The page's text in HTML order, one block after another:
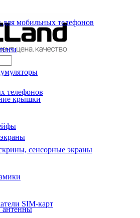
телефонов
антенны
для мобильных телефонов
крышки
сенсорные экраны
SIM-карт